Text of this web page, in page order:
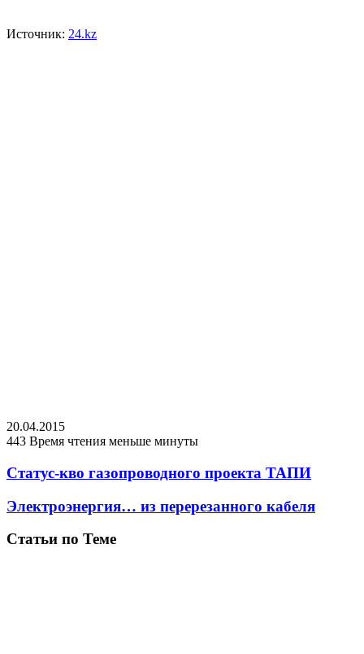
Источник: 24.kz
20.04.2015
443 Время чтения меньше минуты
Статус-кво газопроводного проекта ТАПИ
Электроэнергия… из перерезанного кабеля
Статьи по Теме